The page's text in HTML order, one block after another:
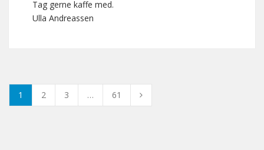
Tag gerne kaffe med.
Ulla Andreassen
1 2 3 … 61